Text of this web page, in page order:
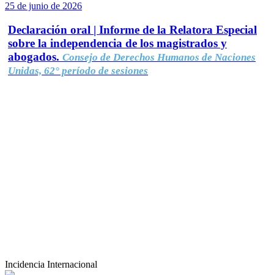
25 de junio de 2026
Declaración oral | Informe de la Relatora Especial
sobre la independencia de los magistrados y
abogados. Consejo de Derechos Humanos de Naciones
Unidas, 62° período de sesiones
Incidencia Internacional